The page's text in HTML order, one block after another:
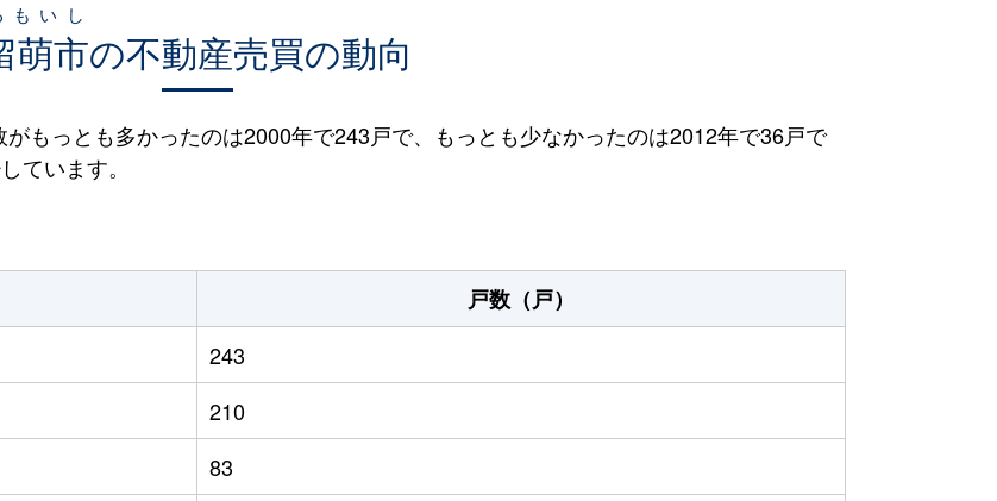
萌市
もいし
の不動産売買の動向
もっとも多かったのは2000年で243戸で、もっとも少なかったのは2012年で36戸で
ています。
戸数（戸）
243
210
83